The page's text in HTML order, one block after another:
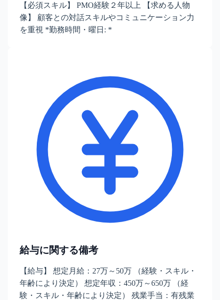
【必須スキル】 PMO経験２年以上 【求める人物
像】 顧客との対話スキルやコミュニケーション力
を重視 *勤務時間・曜日: *
給与に関する備考
【給与】 想定月給：27万～50万 （経験・スキル・
年齢により決定） 想定年収：450万～650万 （経
験・スキル・年齢により決定） 残業手当：有残業